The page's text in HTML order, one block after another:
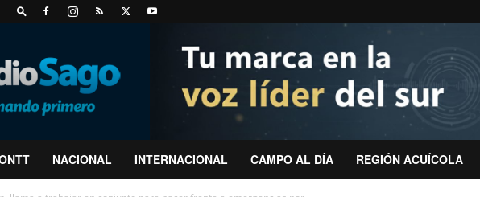
NACIONAL INTERNACIONAL CAMPO AL DÍA REGIÓN ACUÍCOLA